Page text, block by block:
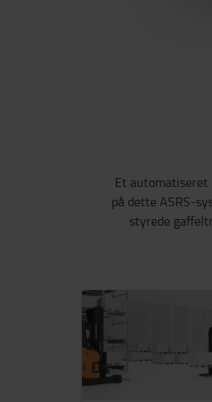
Et automatiseret
på dette ASRS-
styrede